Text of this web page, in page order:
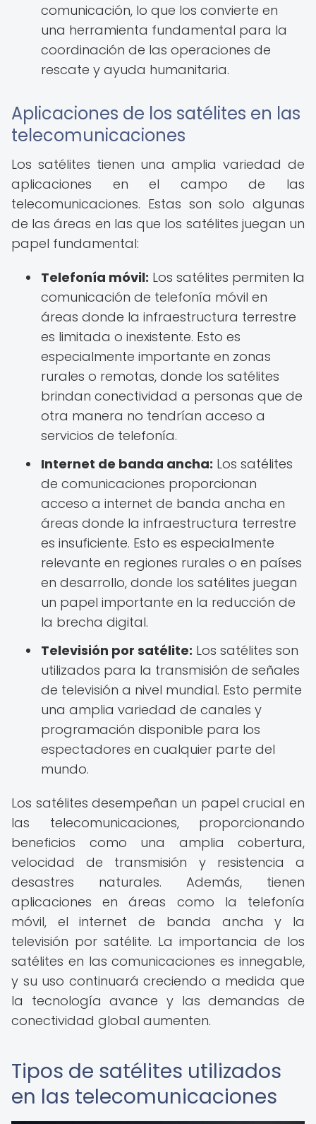
comunicación, lo que los convierte en
una herramienta fundamental para la
coordinación de las operaciones de
rescate y ayuda humanitaria.
Aplicaciones de los satélites en las
telecomunicaciones
Los satélites tienen una amplia variedad de
aplicaciones en el campo de las
telecomunicaciones. Estas son solo algunas
de las áreas en las que los satélites juegan un
papel fundamental:
Telefonía móvil: Los satélites permiten la
comunicación de telefonía móvil en
áreas donde la infraestructura terrestre
es limitada o inexistente. Esto es
especialmente importante en zonas
rurales o remotas, donde los satélites
brindan conectividad a personas que de
otra manera no tendrían acceso a
servicios de telefonía.
Internet de banda ancha: Los satélites
de comunicaciones proporcionan
acceso a internet de banda ancha en
áreas donde la infraestructura terrestre
es insuficiente. Esto es especialmente
relevante en regiones rurales o en países
en desarrollo, donde los satélites juegan
un papel importante en la reducción de
la brecha digital.
Televisión por satélite: Los satélites son
utilizados para la transmisión de señales
de televisión a nivel mundial. Esto permite
una amplia variedad de canales y
programación disponible para los
espectadores en cualquier parte del
mundo.
Los satélites desempeñan un papel crucial en
las telecomunicaciones, proporcionando
beneficios como una amplia cobertura,
velocidad de transmisión y resistencia a
desastres naturales. Además, tienen
aplicaciones en áreas como la telefonía
móvil, el internet de banda ancha y la
televisión por satélite. La importancia de los
satélites en las comunicaciones es innegable,
y su uso continuará creciendo a medida que
la tecnología avance y las demandas de
conectividad global aumenten.
Tipos de satélites utilizados
en las telecomunicaciones